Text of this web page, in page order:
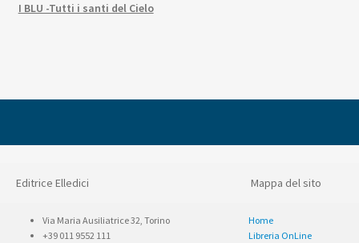
I BLU -Tutti i santi del Cielo
Editrice Elledici Mappa del sito
Via Maria Ausiliatrice 32, Torino
+39 011 9552 111
Home
Libreria OnLine